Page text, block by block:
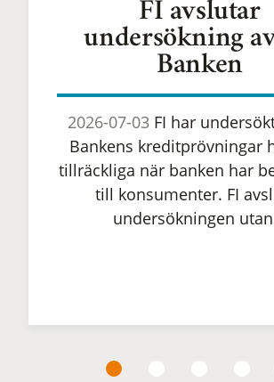
FI avslutar
undersökning
Banken
2026-07-03 FI har
Bankens kreditprövningar
tillräckliga när banken har
till konsumenter. FI
undersökningen